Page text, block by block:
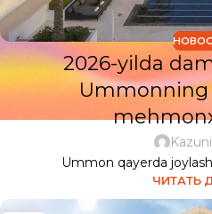
2026-yilda
Ummonning
Ummon qayerda
ЧИТАТЬ